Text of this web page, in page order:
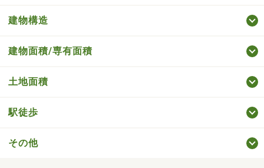
建物構造
建物面積/専有面積
土地面積
駅徒歩
その他